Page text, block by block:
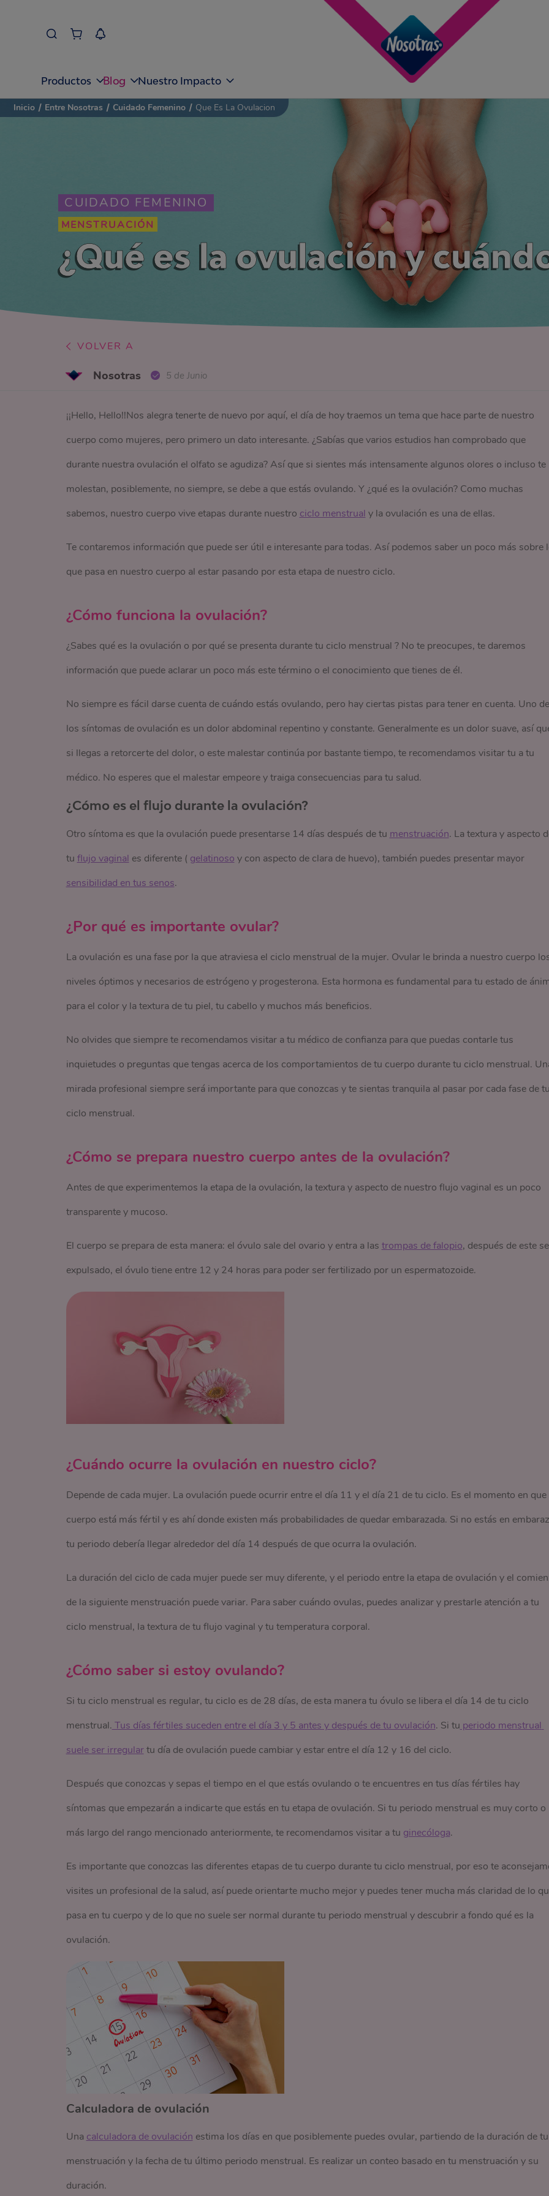
Productos Blog Nuestro Impacto
CUIDADO FEMENINO
MENSTRUACIÓN
¿Qué es la ovulación y
Inicio / Entre Nosotras / Cuidado Femenino / Que Es La Ovulacion
VOLVER A
Nosotras 5 de Junio
¡¡Hello, Hello!!Nos alegra tenerte de nuevo por aquí, el día de hoy traemos un tema que hace parte de nuestro
cuerpo como mujeres, pero primero un dato interesante. ¿Sabías que varios estudios han comprobado que
durante nuestra ovulación el olfato se agudiza? Así que si sientes más intensamente algunos olores o incluso te
molestan, posiblemente, no siempre, se debe a que estás ovulando. Y ¿qué es la ovulación? Como muchas
sabemos, nuestro cuerpo vive etapas durante nuestro ciclo menstrual y la ovulación es una de ellas.
Te contaremos información que puede ser útil e interesante para todas. Así podemos saber un poco más sobre
que pasa en nuestro cuerpo al estar pasando por esta etapa de nuestro ciclo.
¿Cómo funciona la ovulación?
¿Sabes qué es la ovulación o por qué se presenta durante tu ciclo menstrual ? No te preocupes, te daremos
información que puede aclarar un poco más este término o el conocimiento que tienes de él.
No siempre es fácil darse cuenta de cuándo estás ovulando, pero hay ciertas pistas para tener en cuenta. Uno de
los síntomas de ovulación es un dolor abdominal repentino y constante. Generalmente es un dolor suave, así
si llegas a retorcerte del dolor, o este malestar continúa por bastante tiempo, te recomendamos visitar tu a tu
médico. No esperes que el malestar empeore y traiga consecuencias para tu salud.
¿Cómo es el flujo durante la ovulación?
Otro síntoma es que la ovulación puede presentarse 14 días después de tu menstruación. La textura y aspecto
tu flujo vaginal es diferente ( gelatinoso y con aspecto de clara de huevo), también puedes presentar mayor
sensibilidad en tus senos.
¿Por qué es importante ovular?
La ovulación es una fase por la que atraviesa el ciclo menstrual de la mujer. Ovular le brinda a nuestro cuerpo
niveles óptimos y necesarios de estrógeno y progesterona. Esta hormona es fundamental para tu estado de
para el color y la textura de tu piel, tu cabello y muchos más beneficios.
No olvides que siempre te recomendamos visitar a tu médico de confianza para que puedas contarle tus
inquietudes o preguntas que tengas acerca de los comportamientos de tu cuerpo durante tu ciclo menstrual.
mirada profesional siempre será importante para que conozcas y te sientas tranquila al pasar por cada fase de
ciclo menstrual.
¿Cómo se prepara nuestro cuerpo antes de la ovulación?
Antes de que experimentemos la etapa de la ovulación, la textura y aspecto de nuestro flujo vaginal es un poco
transparente y mucoso.
El cuerpo se prepara de esta manera: el óvulo sale del ovario y entra a las trompas de falopio, después de este
expulsado, el óvulo tiene entre 12 y 24 horas para poder ser fertilizado por un espermatozoide.
¿Cuándo ocurre la ovulación en nuestro ciclo?
Depende de cada mujer. La ovulación puede ocurrir entre el día 11 y el día 21 de tu ciclo. Es el momento en que
cuerpo está más fértil y es ahí donde existen más probabilidades de quedar embarazada. Si no estás en
tu periodo debería llegar alrededor del día 14 después de que ocurra la ovulación.
La duración del ciclo de cada mujer puede ser muy diferente, y el periodo entre la etapa de ovulación y el
de la siguiente menstruación puede variar. Para saber cuándo ovulas, puedes analizar y prestarle atención a tu
ciclo menstrual, la textura de tu flujo vaginal y tu temperatura corporal.
¿Cómo saber si estoy ovulando?
Si tu ciclo menstrual es regular, tu ciclo es de 28 días, de esta manera tu óvulo se libera el día 14 de tu ciclo
menstrual. Tus días fértiles suceden entre el día 3 y 5 antes y después de tu ovulación. Si tu periodo menstrual
suele ser irregulartu día de ovulación puede cambiar y estar entre el día 12 y 16 del ciclo.
Después que conozcas y sepas el tiempo en el que estás ovulando o te encuentres en tus días fértiles hay
síntomas que empezarán a indicarte que estás en tu etapa de ovulación. Si tu periodo menstrual es muy corto o
más largo del rango mencionado anteriormente, te recomendamos visitar a tu ginecóloga.
Es importante que conozcas las diferentes etapas de tu cuerpo durante tu ciclo menstrual, por eso te
visites un profesional de la salud, así puede orientarte mucho mejor y puedes tener mucha más claridad de lo
pasa en tu cuerpo y de lo que no suele ser normal durante tu periodo menstrual y descubrir a fondo qué es la
ovulación.
Calculadora de ovulación
Una calculadora de ovulación estima los días en que posiblemente puedes ovular, partiendo de la duración de tu
menstruación y la fecha de tu último periodo menstrual. Es realizar un conteo basado en tu menstruación y su
duración.